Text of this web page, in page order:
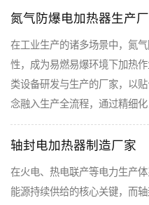
氮气防爆电加热器生产
在工业生产的诸多场景中，氮
性，成为易燃易爆环境下加热
类设备研发与生产的厂家，以
念融入生产全流程，通过精细化
轴封电加热器制造厂家
在火电、热电联产等电力生产
能源持续供给的核心关键，而